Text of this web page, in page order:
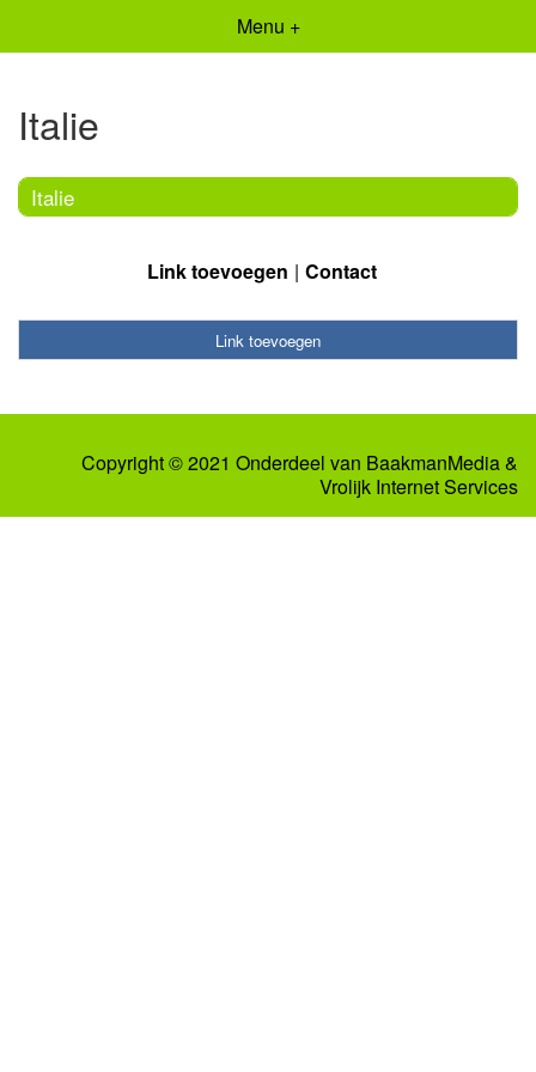
Menu +
Italie
Italie
Link toevoegen Contact
Link toevoegen
Copyright © 2021 Onderdeel van BaakmanMedia&
Vrolijk Internet Services